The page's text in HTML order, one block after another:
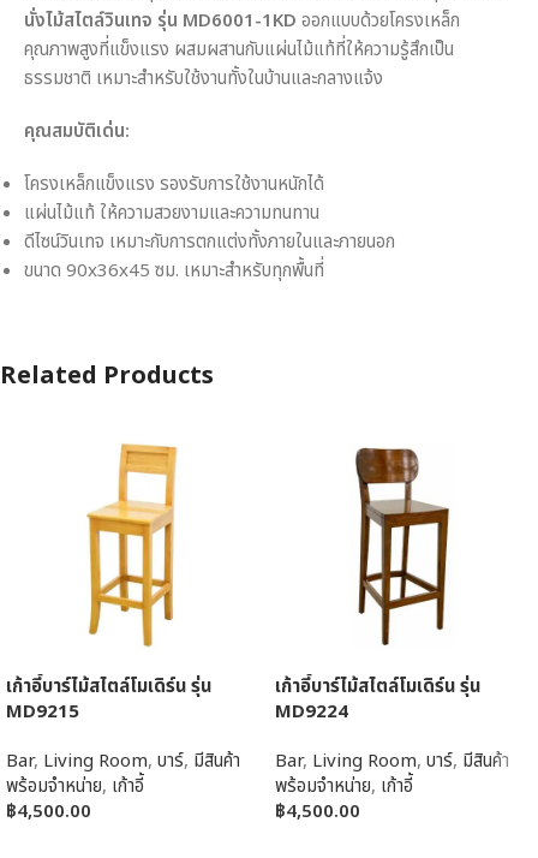
นั่งไม้สไตล์วินเทจ รุ่น MD6001-1KD ออกแบบด้วยโครงเหล็ก
คุณภาพสูงที่แข็งแรง ผสมผสานกับแผ่นไม้แท้ที่ให้ความรู้สึกเป็น
ธรรมชาติ เหมาะสำหรับใช้งานทั้งในบ้านและกลางแจ้ง
คุณสมบัติเด่น:
โครงเหล็กแข็งแรง รองรับการใช้งานหนักได้
แผ่นไม้แท้ ให้ความสวยงามและความทนทาน
ดีไซน์วินเทจ เหมาะกับการตกแต่งทั้งภายในและภายนอก
ขนาด 90x36x45 ซม. เหมาะสำหรับทุกพื้นที่
Related Products
เก้าอี้บาร์ไม้สไตล์โมเดิร์น รุ่น
MD9215
Bar, Living Room, บาร์, มีสินค้า
พร้อมจำหน่าย, เก้าอี้
฿4,500.00
เก้าอี้บาร์ไม้สไตล์โมเดิร์น รุ่น
MD9224
Bar, Living Room, บาร์, มีสินค้า
พร้อมจำหน่าย, เก้าอี้
฿4,500.00